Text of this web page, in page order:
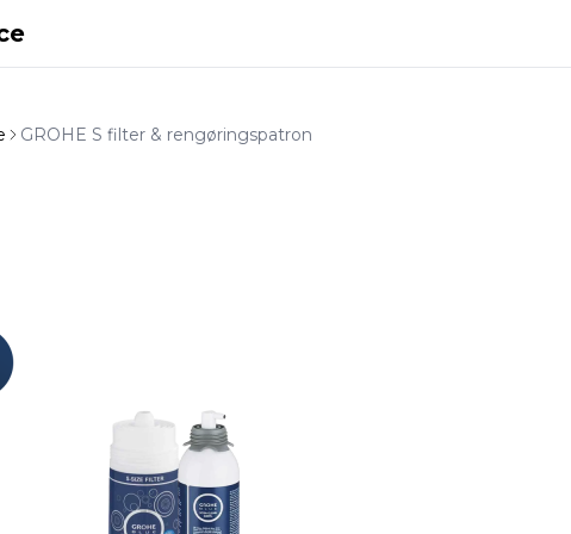
GROHE S filter & rengøringspatron